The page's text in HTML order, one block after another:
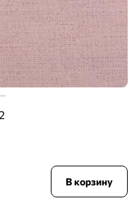
В корзину